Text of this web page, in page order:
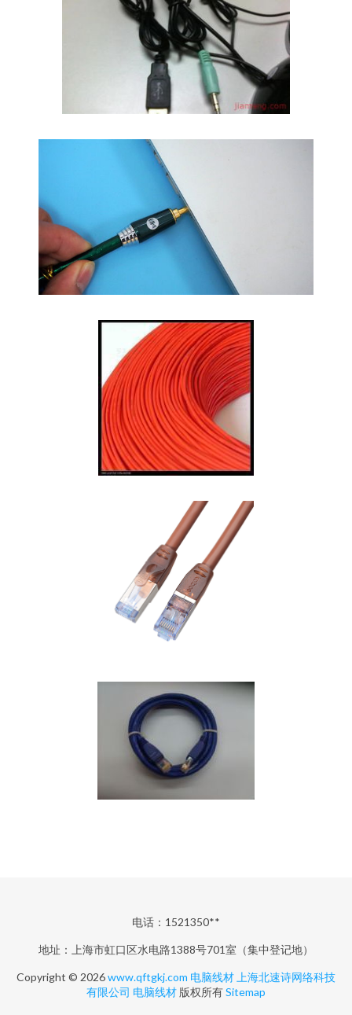
电话：1521350**
地址：上海市虹口区水电路1388号701室（集中登记地）
Copyright © 2026www.qftgkj.com 电脑线材 上海北速诗网络科技
有限公司 电脑线材 版权所有Sitemap